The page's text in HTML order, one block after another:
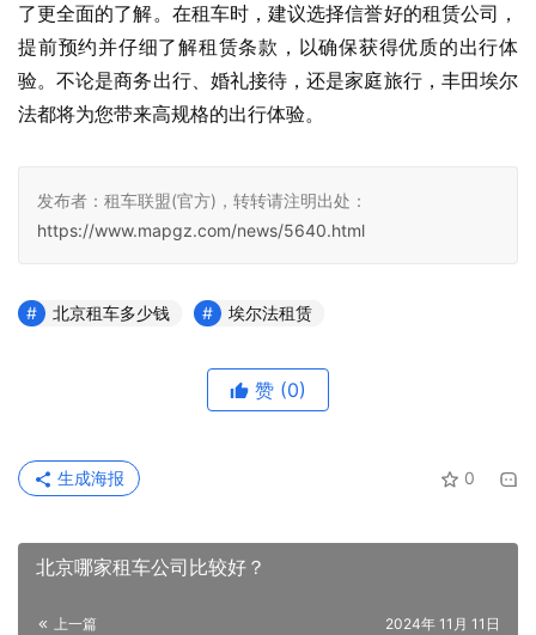
了更全面的了解。在租车时，建议选择信誉好的租赁公司，
提前预约并仔细了解租赁条款，以确保获得优质的出行体
验。不论是商务出行、婚礼接待，还是家庭旅行，丰田埃尔
法都将为您带来高规格的出行体验。
发布者：租车联盟(官方)，转转请注明出处：
https://www.mapgz.com/news/5640.html
北京租车多少钱 埃尔法租赁
赞 (0)
0
生成海报
北京哪家租车公司比较好？
上一篇 2024年 11月 11日